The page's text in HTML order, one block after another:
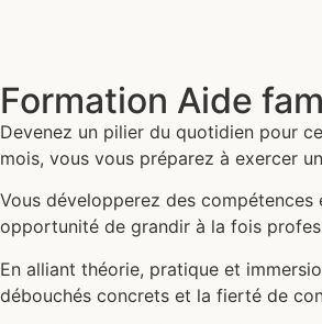
Formation Aide
Devenez un pilier du quotidien pour
mois, vous vous préparez à exercer
Vous développerez des
opportunité de grandir à la fois
En alliant théorie, pratique et
débouchés concrets et la fierté de